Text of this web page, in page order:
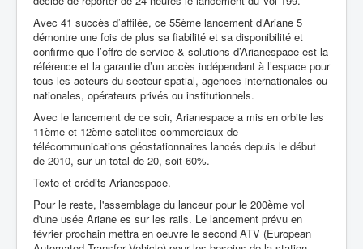
Avec 41 succès d’affilée, ce 55ème lancement d’Ariane 5
démontre une fois de plus sa fiabilité et sa disponibilité et
confirme que l’offre de service & solutions d’Arianespace est la
référence et la garantie d’un accès indépendant à l’espace pour
tous les acteurs du secteur spatial, agences internationales ou
nationales, opérateurs privés ou institutionnels.
Avec le lancement de ce soir, Arianespace a mis en orbite les
11ème et 12ème satellites commerciaux de
télécommunications géostationnaires lancés depuis le début
de 2010, sur un total de 20, soit 60%.
Texte et crédits Arianespace.
Pour le reste, l'assemblage du lanceur pour le 200ème vol
d'une usée Ariane es sur les rails. Le lancement prévu en
février prochain mettra en oeuvre le second ATV (European